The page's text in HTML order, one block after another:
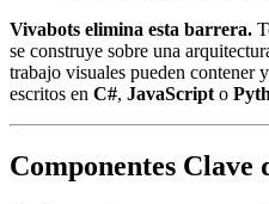
Vivabots elimina esta barrera.
se construye sobre una
trabajo visuales pueden contener
escritos en C#, JavaScript o
Componentes Clave